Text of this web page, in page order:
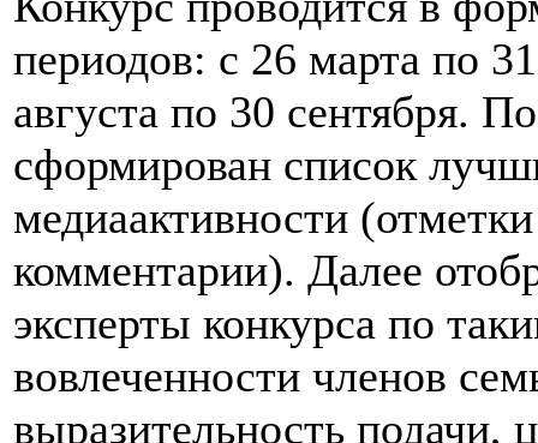
периодов: с 26 марта по
августа по 30 сентября.
сформирован список
медиаактивности
комментарии). Далее
эксперты конкурса по
вовлеченности членов
выразительность подачи,